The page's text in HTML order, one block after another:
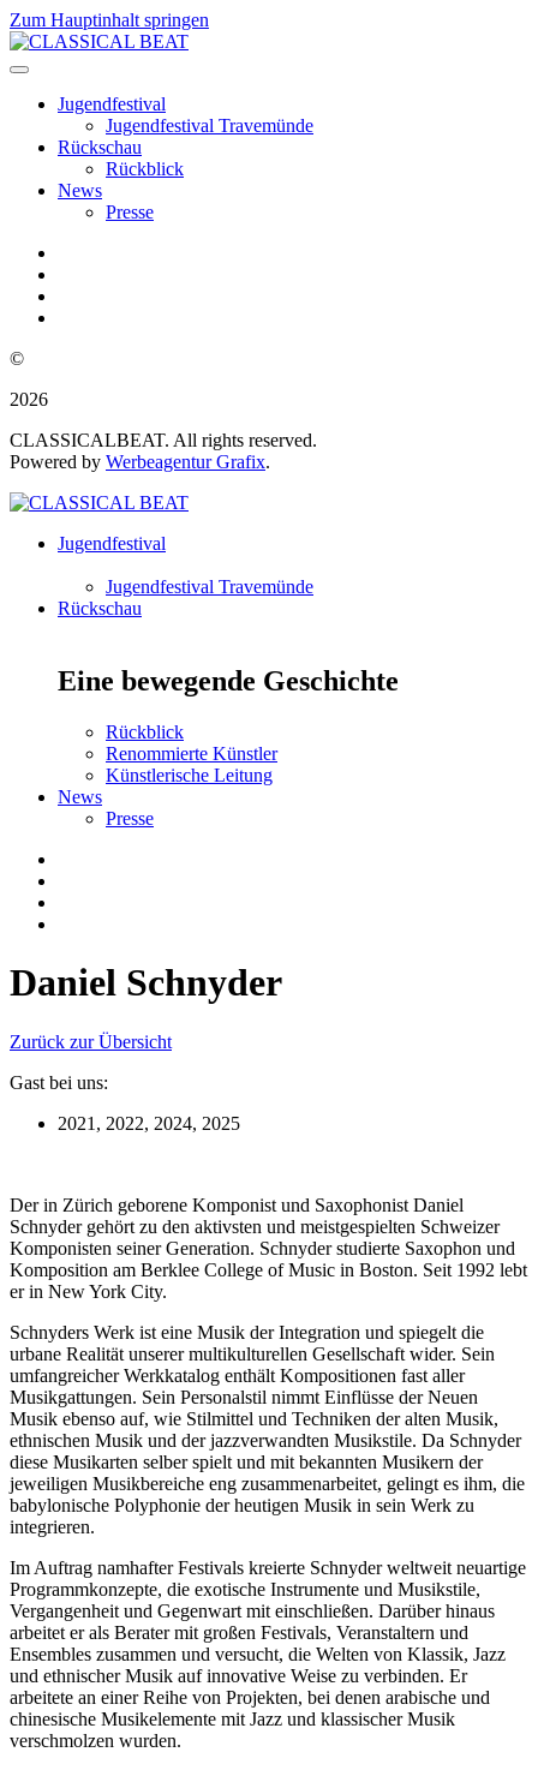
Zum Hauptinhalt springen
Jugendfestival
Jugendfestival Travemünde
Rückschau
Rückblick
News
Presse
©
2026
CLASSICALBEAT. All rights reserved.
Powered by Werbeagentur Grafix.
Jugendfestival
Jugendfestival Travemünde
Rückschau
Eine bewegende Geschichte
Rückblick
Renommierte Künstler
Künstlerische Leitung
News
Presse
Daniel Schnyder
Zurück zur Übersicht
Gast bei uns:
2021, 2022, 2024, 2025
Der in Zürich geborene Komponist und Saxophonist Daniel
Schnyder gehört zu den aktivsten und meistgespielten Schweizer
Komponisten seiner Generation. Schnyder studierte Saxophon und
Komposition am Berklee College of Music in Boston. Seit 1992 lebt
er in New York City.
Schnyders Werk ist eine Musik der Integration und spiegelt die
urbane Realität unserer multikulturellen Gesellschaft wider. Sein
umfangreicher Werkkatalog enthält Kompositionen fast aller
Musikgattungen. Sein Personalstil nimmt Einflüsse der Neuen
Musik ebenso auf, wie Stilmittel und Techniken der alten Musik,
ethnischen Musik und der jazzverwandten Musikstile. Da Schnyder
diese Musikarten selber spielt und mit bekannten Musikern der
jeweiligen Musikbereiche eng zusammenarbeitet, gelingt es ihm, die
babylonische Polyphonie der heutigen Musik in sein Werk zu
integrieren.
Im Auftrag namhafter Festivals kreierte Schnyder weltweit neuartige
Programmkonzepte, die exotische Instrumente und Musikstile,
Vergangenheit und Gegenwart mit einschließen. Darüber hinaus
arbeitet er als Berater mit großen Festivals, Veranstaltern und
Ensembles zusammen und versucht, die Welten von Klassik, Jazz
und ethnischer Musik auf innovative Weise zu verbinden. Er
arbeitete an einer Reihe von Projekten, bei denen arabische und
chinesische Musikelemente mit Jazz und klassischer Musik
verschmolzen wurden.